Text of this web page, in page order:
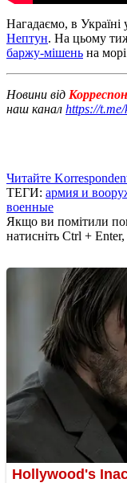
Нагадаємо, в Україні
Нептун. На цьому
баржу-мішень на
Новини від
наш канал https://
Читайте
ТЕГИ: армия и
военные
Якщо ви помітили
натисніть Ctrl +